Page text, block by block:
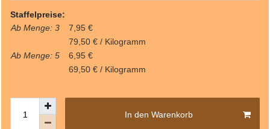
Staffelpreise:
Ab Menge: 3
7,95 €
79,50 € / Kilogramm
Ab Menge: 5
6,95 €
69,50 € / Kilogramm
In den Warenkorb